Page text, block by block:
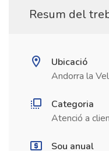
Resum del
Ubicació
Andorra la
Categoria
Atenció a
Sou anual